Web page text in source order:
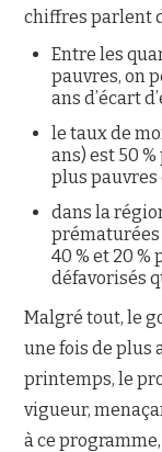
chiffres parlent
Entre les
pauvres, on
ans d’écart
le taux de
ans) est 50
plus pauvres
dans la
40 % et 20
défavorisés
Malgré tout, le
une fois de plus
printemps, le
vigueur,
à ce